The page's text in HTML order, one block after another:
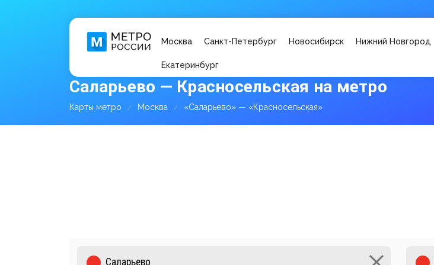
Москва Санкт-Петербург Новосибирск Нижний Новгород
Екатеринбург
Саларьево — Красносельская на метро
Карты метро Москва «Саларьево» — «Красносельская»